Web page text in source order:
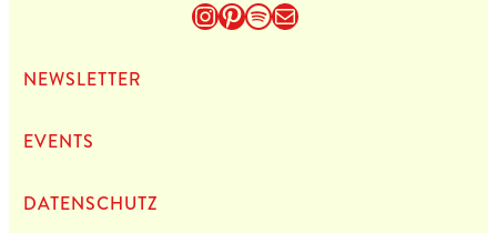
Instagram
Pinterest
Spotify
E-Mail
NEWS­LET­TER
EVENTS
DATEN­SCHUTZ